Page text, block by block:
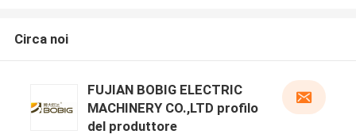
Circa noi
FUJIAN BOBIG ELECTRIC
MACHINERY CO.,LTD profilo
del produttore